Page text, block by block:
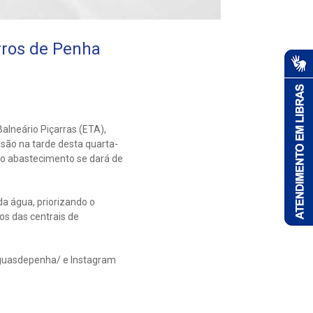
de Penha
Piçarras (ETA),
na tarde desta quarta-
abastecimento se dará de
água, priorizando o
das centrais de
e Instagram